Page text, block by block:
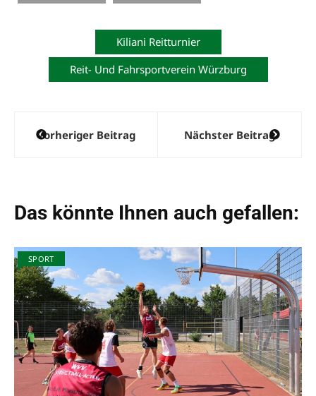
Kiliani Reitturnier
Reit- Und Fahrsportverein Würzburg
Beitragsnavigation
Vorheriger Beitrag Nächster Beitrag
Das könnte Ihnen auch gefallen:
SPORT